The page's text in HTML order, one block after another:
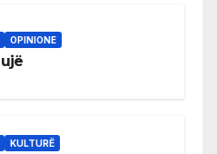
OPINIONE
KULTURË